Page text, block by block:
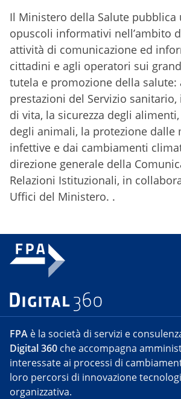
Il Ministero della Salute pubblica
opuscoli informativi nell’ambito
attività di comunicazione ed
cittadini e agli operatori sui
tutela e promozione della salute:
prestazioni del Servizio
di vita, la sicurezza degli
degli animali, la protezione dalle
infettive e dai cambiamenti
direzione generale della
Relazioni Istituzionali, in
Uffici del Ministero. .
FPA è la società di servizi e
Digital 360 che accompagna
interessate ai processi di
loro percorsi di innovazione
organizzativa.